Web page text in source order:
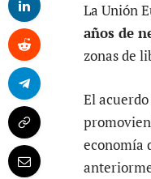
La Unión
años de
zonas de
El
economía